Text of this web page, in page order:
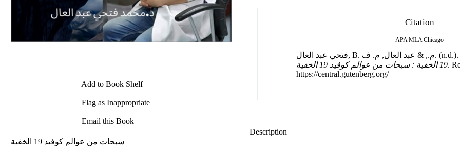
Add to Book Shelf
Flag as Inappropriate
Email this Book
Citation
APA MLA Chicago
فتحي عبد العال, B. م., & عبد العال, م. ف. (n.d.).
19 الخفية : سبحات من عوالم كوفيد 19 الخفية.
https://central.gutenberg.org/
Description
سبحات من عوالم كوفيد 19 الخفية